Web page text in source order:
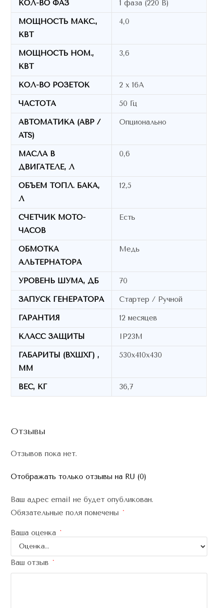
КОЛ-ВО ФАЗ 1 фаза (220 В)
МОЩНОСТЬ МАКС.,
КВТ
4,0
МОЩНОСТЬ НОМ.,
КВТ
3,6
КОЛ-ВО РОЗЕТОК 2 х 16A
ЧАСТОТА 50 Гц
АВТОМАТИКА (АВР /
ATS)
Опционально
МАСЛА В
ДВИГАТЕЛЕ, Л
0,6
ОБЪЕМ ТОПЛ. БАКА,
Л
12,5
СЧЕТЧИК МОТО-
ЧАСОВ
Есть
ОБМОТКА
АЛЬТЕРНАТОРА
Медь
УРОВЕНЬ ШУМА, ДБ 70
ЗАПУСК ГЕНЕРАТОРА Стартер / Ручной
ГАРАНТИЯ 12 месяцев
КЛАСС ЗАЩИТЫ IP23M
ГАБАРИТЫ (ВХШХГ) ,
ММ
530х410х430
ВЕС, КГ 36,7
Отзывы
Отзывов пока нет.
Отображать только отзывы на RU (0)
Ваш адрес email не будет опубликован.
Обязательные поля помечены
*
Ваша оценка *
Ваш отзыв *